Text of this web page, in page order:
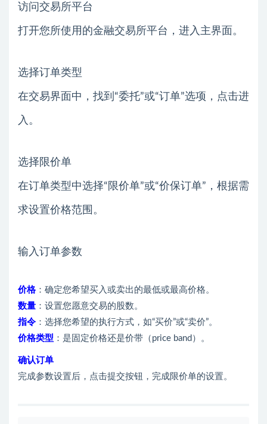
访问交易所平台
打开您所使用的金融交易所平台，进入主界面。
选择订单类型
在交易界面中，找到“委托”或“订单”选项，点击进
入。
选择限价单
在订单类型中选择“限价单”或“价保订单”，根据需
求设置价格范围。
输入订单参数
价格：确定您希望买入或卖出的最低或最高价格。
数量 ：设置您愿意交易的股数。
指令 ：选择您希望的执行方式，如“买价”或“卖价”。
价格类型 ：是固定价格还是价带（price band）。
确认订单
完成参数设置后，点击提交按钮，完成限价单的设置。